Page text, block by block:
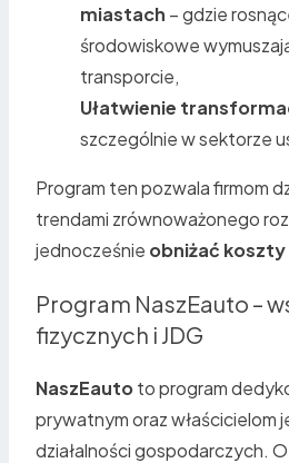
miastach – gdzie
środowiskowe
transporcie,
Ułatwienie
szczególnie w sektorze
Program ten pozwala firmom
trendami zrównoważonego
jednocześnie obniżać
Program NaszEauto –
fizycznych i JDG
NaszEautoto program
prywatnym oraz właścicielom
działalności gospodarczych.